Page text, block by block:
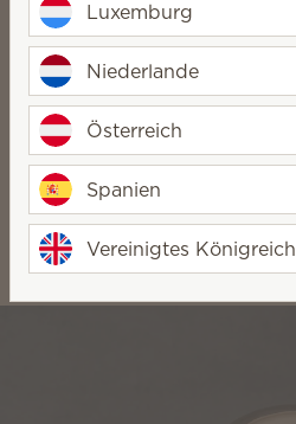
Elektrische
Duftlampen und
Wachs
und Öle
Luxemburg
Niederlande
Österreich
Spanien
Vereinigtes Königreich